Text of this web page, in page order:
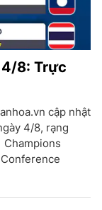
4/8: Trực
cập nhật
4/8, rạng
Champions